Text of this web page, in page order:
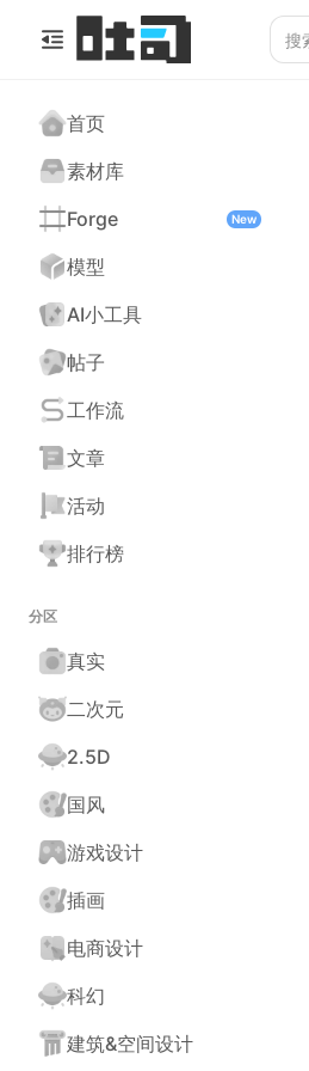
首页
素材库
Forge
New
模型
AI小工具
帖子
工作流
文章
活动
排行榜
分区
真实
二次元
2.5D
国风
游戏设计
插画
电商设计
科幻
建筑&空间设计